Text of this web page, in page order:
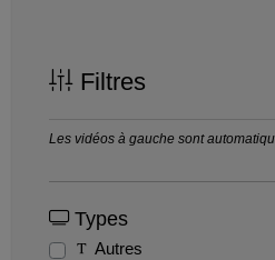
Filtres
Les vidéos à gauche sont
Types
Autres